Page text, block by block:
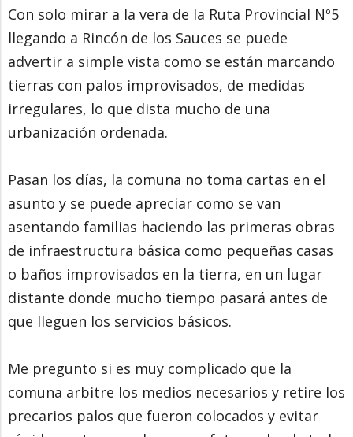
Con solo mirar a la vera de la Ruta Provincial Nº5
llegando a Rincón de los Sauces se puede
advertir a simple vista como se están marcando
tierras con palos improvisados, de medidas
irregulares, lo que dista mucho de una
urbanización ordenada.
Pasan los días, la comuna no toma cartas en el
asunto y se puede apreciar como se van
asentando familias haciendo las primeras obras
de infraestructura básica como pequeñas casas
o baños improvisados en la tierra, en un lugar
distante donde mucho tiempo pasará antes de
que lleguen los servicios básicos.
Me pregunto si es muy complicado que la
comuna arbitre los medios necesarios y retire los
precarios palos que fueron colocados y evitar